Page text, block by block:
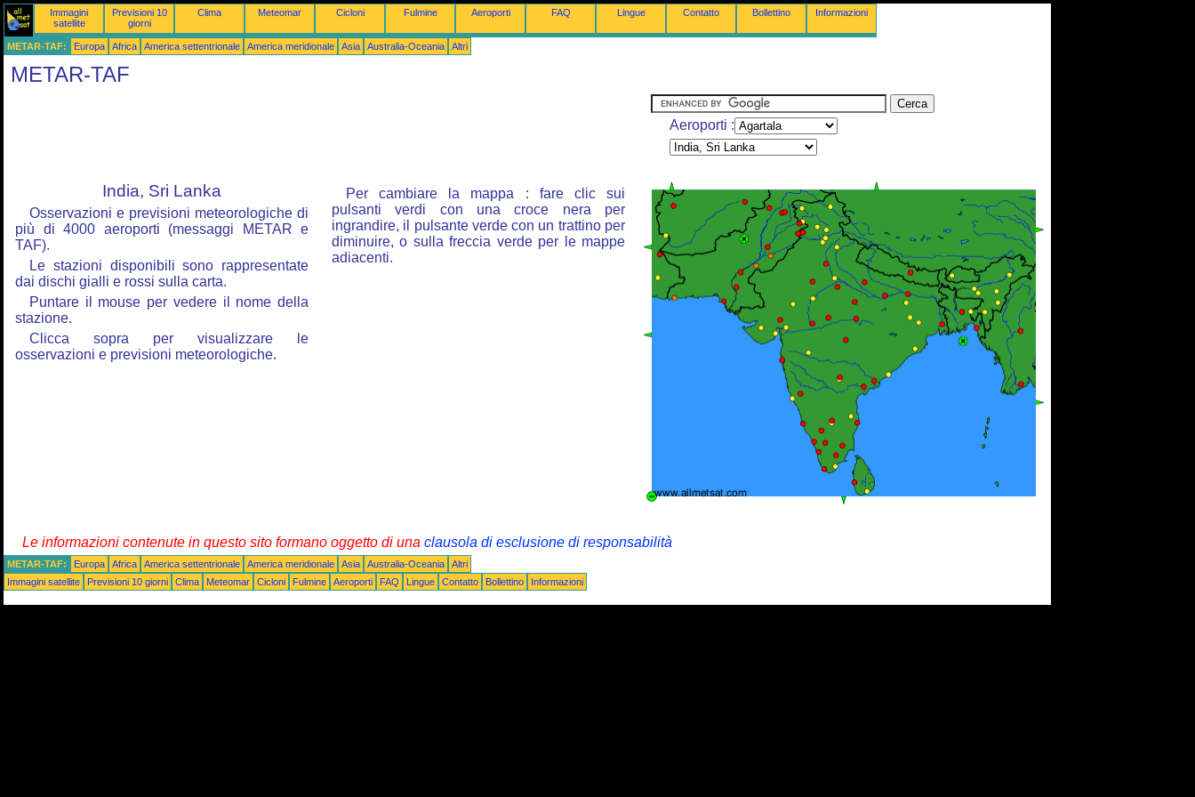
Immagini
satellite
Previsioni 10
giorni
Clima Meteomar Cicloni Fulmine Aeroporti FAQ Lingue Contatto Bollettino Informazioni
METAR-TAF: Europa Africa America settentrionale America meridionale Asia Australia-Oceania Altri
METAR-TAF
Aeroporti :
India, Sri Lanka
Osservazioni e previsioni meteorologiche di
più di 4000 aeroporti (messaggi METAR e
TAF).
Le stazioni disponibili sono rappresentate
dai dischi gialli e rossi sulla carta.
Puntare il mouse per vedere il nome della
stazione.
Clicca sopra per visualizzare le
osservazioni e previsioni meteorologiche.
Per cambiare la mappa : fare clic sui
pulsanti verdi con una croce nera per
ingrandire, il pulsante verde con un trattino per
diminuire, o sulla freccia verde per le mappe
adiacenti.
Le informazioni contenute in questo sito formano oggetto di una clausola di esclusione di responsabilità
METAR-TAF: Europa Africa America settentrionale America meridionale Asia Australia-Oceania
Altri
Immagini satellite
Previsioni 10 giorni Clima Meteomar Cicloni Fulmine Aeroporti FAQ Lingue Contatto Bollettino Informazioni